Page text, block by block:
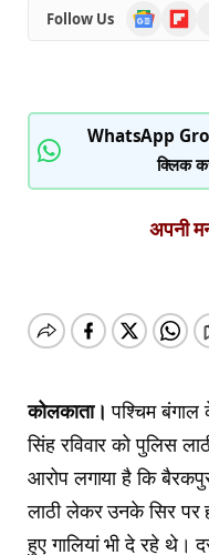
Follow Us
Google
News
WhatsApp
क्लिक
अपनी
कोलकाता। पश्चिम
सिंह रविवार को पुलिस
आरोप लगाया है कि
लाठी लेकर उनके सिर पर
हुए गालियां भी दे रहे थे।